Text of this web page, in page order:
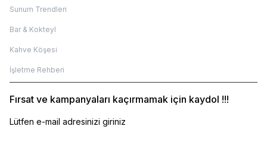
Sunum Trendleri
Bar & Kokteyl
Kahve Köşesi
İşletme Rehberi
Fırsat ve kampanyaları kaçırmamak için kaydol !!!
Lütfen e-mail adresinizi giriniz